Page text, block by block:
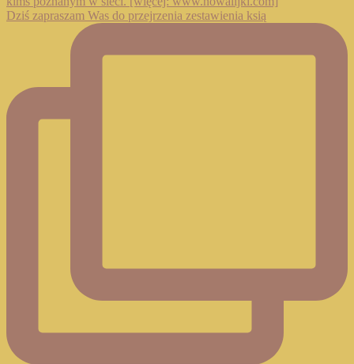
Dziś zapraszam Was do przejrzenia zestawienia ksią